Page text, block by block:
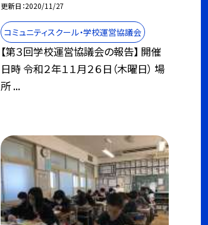
更新日 2020/11/27
コミュニティスクール・学校運営協議会
【第３回学校運営協議会の報告】 開催
日時 令和２年１１月２６日（木曜日） 場
所 ...